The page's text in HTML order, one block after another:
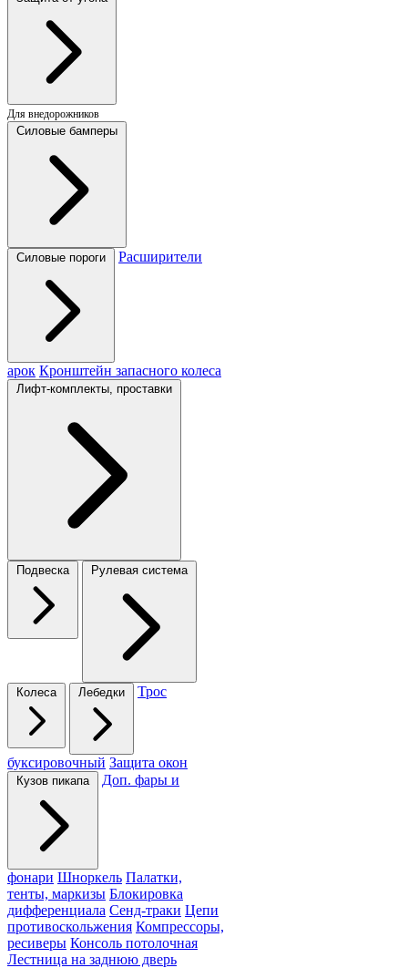
Для внедорожников
Силовые бамперы
Силовые пороги Расширители
арок Кронштейн запасного колеса
Лифт-комплекты, проставки
Подвеска Рулевая система
Колеса Лебедки Трос
буксировочный Защита окон
Кузов пикапа Доп. фары и
фонари Шноркель Палатки,
тенты, маркизы Блокировка
дифференциала Сенд-траки Цепи
противоскольжения Компрессоры,
ресиверы Консоль потолочная
Лестница на заднюю дверь